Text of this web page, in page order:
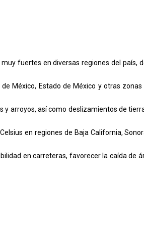
fuertes en diversas regiones del país,
México, Estado de México y otras
arroyos, así como deslizamientos de
en regiones de Baja California,
en carreteras, favorecer la caída de